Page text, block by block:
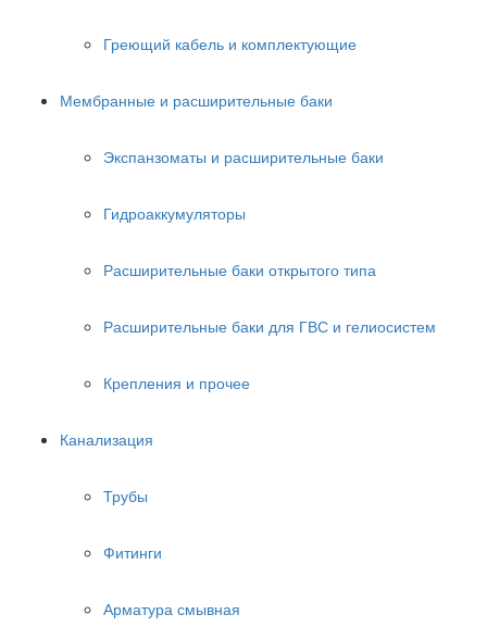
Греющий кабель и комплектующие
Мембранные и расширительные баки
Экспанзоматы и расширительные баки
Гидроаккумуляторы
Расширительные баки открытого типа
Расширительные баки для ГВС и гелиосистем
Крепления и прочее
Канализация
Трубы
Фитинги
Арматура смывная